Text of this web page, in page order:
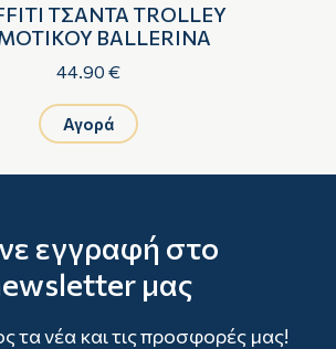
ΤΣΑΝΤΑ TROLLEY
BALLERINA
44.90 €
Αγορά
εγγραφή στο
μας
τα νέα και τις προσφορές μας!